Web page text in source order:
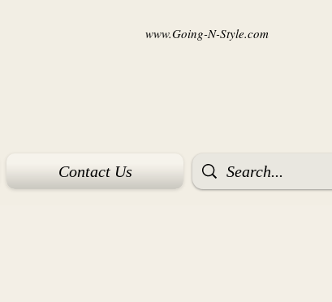
www.Going-N-Style.com
Contact Us